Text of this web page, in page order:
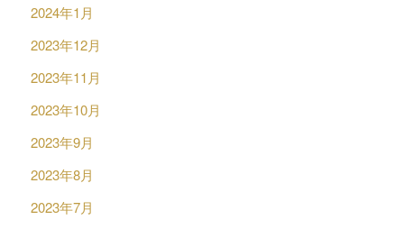
2024年1月
2023年12月
2023年11月
2023年10月
2023年9月
2023年8月
2023年7月